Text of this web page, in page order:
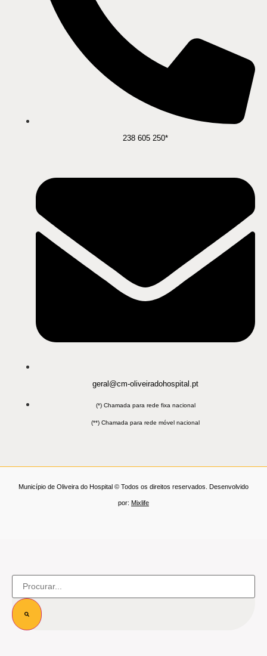
238 605 250*
geral@cm-oliveiradohospital.pt
(*) Chamada para rede fixa nacional
(**) Chamada para rede móvel nacional
Município de Oliveira do Hospital © Todos os direitos reservados. Desenvolvido
por: Mixlife